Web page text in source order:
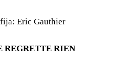
Eric Gauthier
REGRETTE RIEN